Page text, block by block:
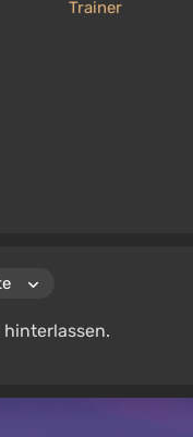
Trainer
hinterlassen.